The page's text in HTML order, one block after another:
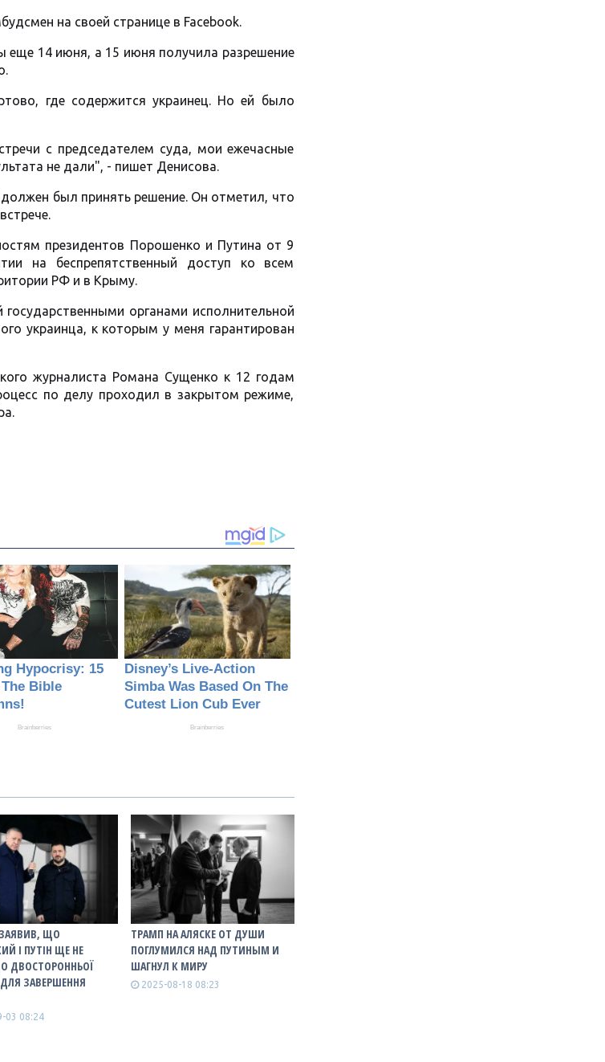
на своей странице в Facebook.
еще 14 июня, а 15 июня получила разрешение
где содержится украинец. Но ей было
с председателем суда, мои ежечасные
не дали", - пишет Денисова.
был принять решение. Он отметил, что
президентов Порошенко и Путина от 9
на беспрепятственный доступ ко всем
РФ и в Крыму.
органами исполнительной
украинца, к которым у меня гарантирован
журналиста Романа Сущенко к 12 годам
по делу проходил в закрытом режиме,
ЩО
І ПУТІН ЩЕ НЕ
ДВОСТОРОННЬОЇ
ДЛЯ ЗАВЕРШЕННЯ
03 08:24
ТРАМП НА АЛЯСКЕ ОТ ДУШИ
ПОГЛУМИЛСЯ НАД ПУТИНЫМ И
ШАГНУЛ К МИРУ
2025-08-18 08:23